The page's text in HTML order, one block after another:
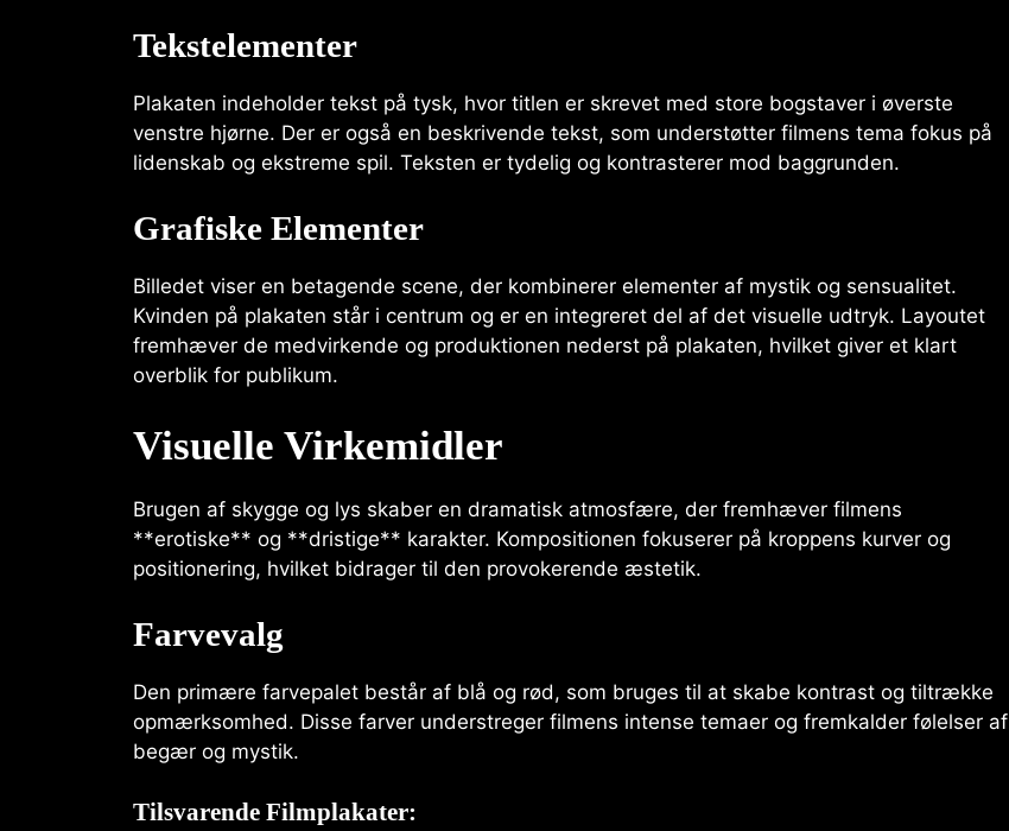
Tekstelementer
Plakaten indeholder tekst på tysk, hvor titlen er skrevet med store bogstaver i øverste
venstre hjørne. Der er også en beskrivende tekst, som understøtter filmens tema fokus på
lidenskab og ekstreme spil. Teksten er tydelig og kontrasterer mod baggrunden.
Grafiske Elementer
Billedet viser en betagende scene, der kombinerer elementer af mystik og sensualitet.
Kvinden på plakaten står i centrum og er en integreret del af det visuelle udtryk. Layoutet
fremhæver de medvirkende og produktionen nederst på plakaten, hvilket giver et klart
overblik for publikum.
Visuelle Virkemidler
Brugen af skygge og lys skaber en dramatisk atmosfære, der fremhæver filmens
**erotiske** og **dristige** karakter. Kompositionen fokuserer på kroppens kurver og
positionering, hvilket bidrager til den provokerende æstetik.
Farvevalg
Den primære farvepalet består af blå og rød, som bruges til at skabe kontrast og tiltrække
opmærksomhed. Disse farver understreger filmens intense temaer og fremkalder følelser af
begær og mystik.
Tilsvarende Filmplakater: